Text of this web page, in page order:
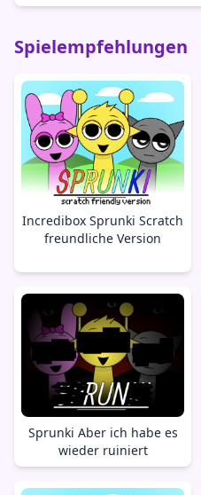
Spielempfehlungen
Incredibox Sprunki Scratch
freundliche Version
Sprunki Aber ich habe es
wieder ruiniert